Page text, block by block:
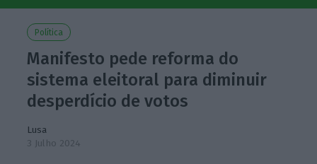
Política
Manifesto pede reforma do
sistema eleitoral para diminuir
desperdício de votos
Lusa
3 Julho 2024